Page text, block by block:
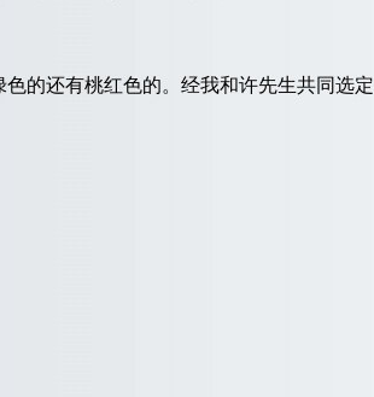
的还有桃红色的。经我和许先生共同选定